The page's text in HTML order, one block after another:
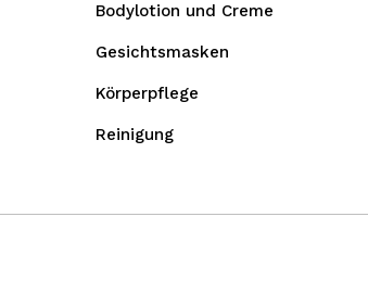
Bodylotion und Creme
Gesichtsmasken
Körperpflege
Reinigung